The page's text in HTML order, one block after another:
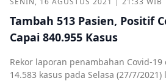
Tambah 513 Pasien, Positif
Capai 840.955 Kasus
Rekor laporan penambahan Covid-
14.583 kasus pada Selasa (27/7/2021)